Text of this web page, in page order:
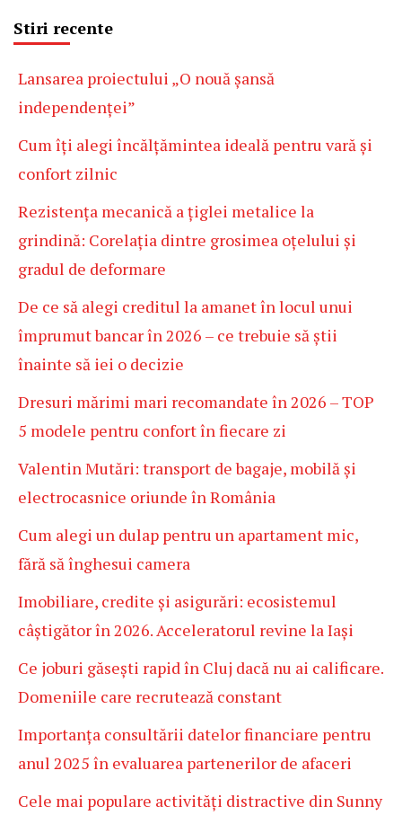
Stiri recente
Lansarea proiectului „O nouă șansă
independenței”
Cum îți alegi încălțămintea ideală pentru vară și
confort zilnic
Rezistența mecanică a țiglei metalice la
grindină: Corelația dintre grosimea oțelului și
gradul de deformare
De ce să alegi creditul la amanet în locul unui
împrumut bancar în 2026 – ce trebuie să știi
înainte să iei o decizie
Dresuri mărimi mari recomandate în 2026 – TOP
5 modele pentru confort în fiecare zi
Valentin Mutări: transport de bagaje, mobilă și
electrocasnice oriunde în România
Cum alegi un dulap pentru un apartament mic,
fără să înghesui camera
Imobiliare, credite și asigurări: ecosistemul
câștigător în 2026. Acceleratorul revine la Iași
Ce joburi găsești rapid în Cluj dacă nu ai calificare.
Domeniile care recrutează constant
Importanța consultării datelor financiare pentru
anul 2025 în evaluarea partenerilor de afaceri
Cele mai populare activități distractive din Sunny